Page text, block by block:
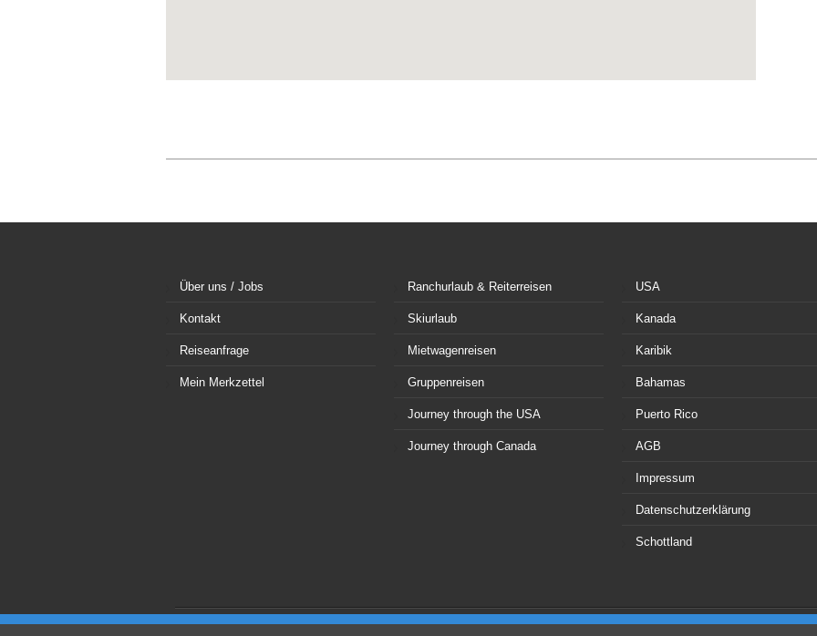
Über uns / Jobs
Kontakt
Reiseanfrage
Mein Merkzettel
Ranchurlaub & Reiterreisen
Skiurlaub
Mietwagenreisen
Gruppenreisen
Journey through the USA
Journey through Canada
USA
Kanada
Karibik
Bahamas
Puerto Rico
AGB
Impressum
Datenschutzerklärung
Schottland